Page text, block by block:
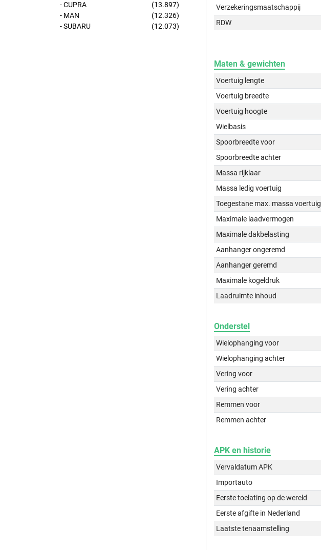
- CUPRA
(13.897)
- MAN
(12.326)
- SUBARU
(12.073)
Verzekeringsmaatschappij
RDW
Maten & gewichten
Voertuig lengte
Voertuig breedte
Voertuig hoogte
Wielbasis
Spoorbreedte voor
Spoorbreedte achter
Massa rijklaar
Massa ledig voertuig
Toegestane max. massa voertuig
Maximale laadvermogen
Maximale dakbelasting
Aanhanger ongeremd
Aanhanger geremd
Maximale kogeldruk
Laadruimte inhoud
Onderstel
Wielophanging voor
Wielophanging achter
Vering voor
Vering achter
Remmen voor
Remmen achter
APK en historie
Vervaldatum APK
Importauto
Eerste toelating op de wereld
Eerste afgifte in Nederland
Laatste tenaamstelling